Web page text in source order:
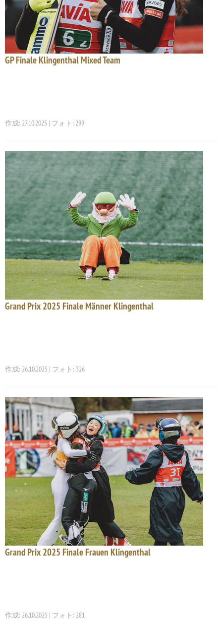
GP Finale Klingenthal Mixed Team
作成: 27.10.2025 | フォト: 299
Grand Prix 2025 Finale Männer Klingenthal
作成: 26.10.2025 | フォト: 326
Grand Prix 2025 Finale Frauen Klingenthal
作成: 26.10.2025 | フォト: 281